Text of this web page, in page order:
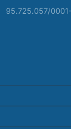
95.725.057/